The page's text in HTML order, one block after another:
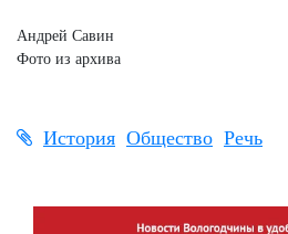
Андрей Савин
Фото из архива
История Общество Речь